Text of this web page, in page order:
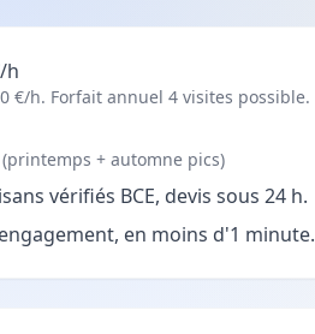
h
€/h. Forfait annuel 4 visites possible.
+ automne pics)
vérifiés BCE, devis sous 24 h.
en moins d'1 minute.